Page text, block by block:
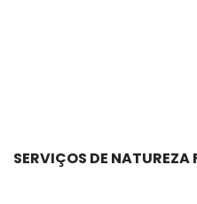
SERVIÇOS DE NATUREZA